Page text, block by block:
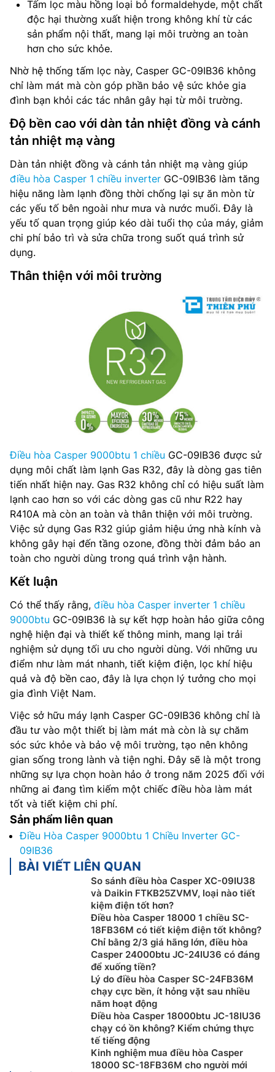
Tấm lọc màu hồng loại bỏ formaldehyde, một chất
độc hại thường xuất hiện trong không khí từ các
sản phẩm nội thất, mang lại môi trường an toàn
hơn cho sức khỏe.
Nhờ hệ thống tấm lọc này, Casper GC-09IB36 không
chỉ làm mát mà còn góp phần bảo vệ sức khỏe gia
đình bạn khỏi các tác nhân gây hại từ môi trường.
Độ bền cao với dàn tản nhiệt đồng và cánh
tản nhiệt mạ vàng
Dàn tản nhiệt đồng và cánh tản nhiệt mạ vàng giúp
điều hòa Casper 1 chiều inverter GC-09IB36 làm tăng
hiệu năng làm lạnh đồng thời chống lại sự ăn mòn từ
các yếu tố bên ngoài như mưa và nước muối. Đây là
yếu tố quan trọng giúp kéo dài tuổi thọ của máy, giảm
chi phí bảo trì và sửa chữa trong suốt quá trình sử
dụng.
Thân thiện với môi trường
Điều hòa Casper 9000btu 1 chiều GC-09IB36 được sử
dụng môi chất làm lạnh Gas R32, đây là dòng gas tiên
tiến nhất hiện nay. Gas R32 không chỉ có hiệu suất làm
lạnh cao hơn so với các dòng gas cũ như R22 hay
R410A mà còn an toàn và thân thiện với môi trường.
Việc sử dụng Gas R32 giúp giảm hiệu ứng nhà kính và
không gây hại đến tầng ozone, đồng thời đảm bảo an
toàn cho người dùng trong quá trình vận hành.
Kết luận
Có thể thấy rằng, điều hòa Casper inverter 1 chiều
9000btu GC-09IB36 là sự kết hợp hoàn hảo giữa công
nghệ hiện đại và thiết kế thông minh, mang lại trải
nghiệm sử dụng tối ưu cho người dùng. Với những ưu
điểm như làm mát nhanh, tiết kiệm điện, lọc khí hiệu
quả và độ bền cao, đây là lựa chọn lý tưởng cho mọi
gia đình Việt Nam.
Việc sở hữu máy lạnh Casper GC-09IB36 không chỉ là
đầu tư vào một thiết bị làm mát mà còn là sự chăm
sóc sức khỏe và bảo vệ môi trường, tạo nên không
gian sống trong lành và tiện nghi. Đây sẽ là một trong
những sự lựa chọn hoàn hảo ở trong năm 2025 đối với
những ai đang tìm kiếm một chiếc điều hòa làm mát
tốt và tiết kiệm chi phí.
Sản phẩm liên quan
Điều Hòa Casper 9000btu 1 Chiều Inverter GC-
09IB36
BÀI VIẾT LIÊN QUAN
So sánh điều hòa Casper XC-09IU38
và Daikin FTKB25ZVMV, loại nào tiết
kiệm điện tốt hơn?
Điều hòa Casper 18000 1 chiều SC-
18FB36M có tiết kiệm điện tốt không?
Chỉ bằng 2/3 giá hãng lớn, điều hòa
Casper 24000btu JC-24IU36 có đáng
để xuống tiền?
Lý do điều hòa Casper SC-24FB36M
chạy cực bền, ít hỏng vặt sau nhiều
năm hoạt động
Điều hòa Casper 18000btu JC-18IU36
chạy có ồn không? Kiểm chứng thực
tế tiếng động
Kinh nghiệm mua điều hòa Casper
18000 SC-18FB36M cho người mới